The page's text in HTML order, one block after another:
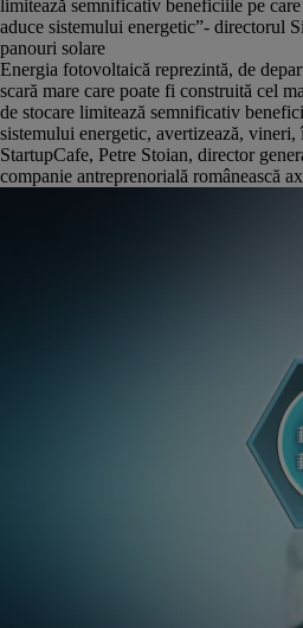
limitează semnificativ beneficiile pe
aduce sistemului energetic”- directorul
panouri solare
Energia fotovoltaică reprezintă, de
scară mare care poate fi construită cel
de stocare limitează semnificativ
sistemului energetic, avertizează,
StartupCafe, Petre Stoian, director
companie antreprenorială românească